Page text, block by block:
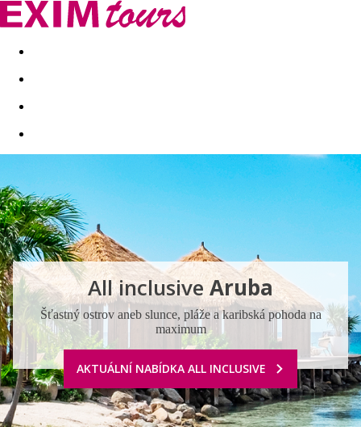
Akční nabídky Last minute
All inclusiveAruba
Šťastný ostrov aneb slunce, pláže a karibská pohoda na
maximum
AKTUÁLNÍ NABÍDKA ALL INCLUSIVE